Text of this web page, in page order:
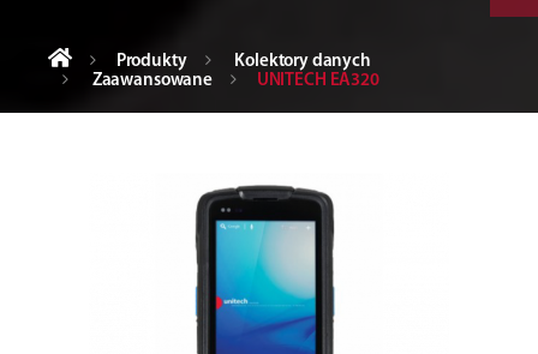
Produkty
Kolektory danych
Zaawansowane
UNITECH EA320